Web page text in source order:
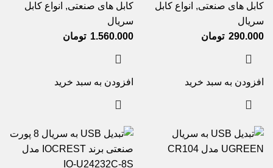
کابل های صنعتی, انواع کابل
سریال
290.000 تومان
افزودن به سبد خرید
کابل های صنعتی, انواع کابل
سریال
1.560.000 تومان
افزودن به سبد خرید